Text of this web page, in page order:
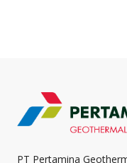
PT Pertamina